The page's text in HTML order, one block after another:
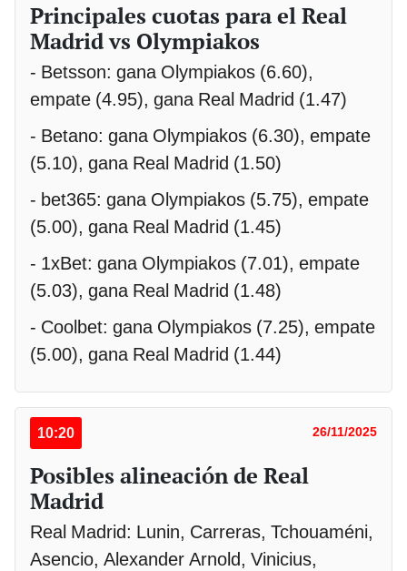
Principales cuotas para el Real
Madrid vs Olympiakos
- Betsson: gana Olympiakos (6.60),
empate (4.95), gana Real Madrid (1.47)
- Betano: gana Olympiakos (6.30), empate
(5.10), gana Real Madrid (1.50)
- bet365: gana Olympiakos (5.75), empate
(5.00), gana Real Madrid (1.45)
- 1xBet: gana Olympiakos (7.01), empate
(5.03), gana Real Madrid (1.48)
- Coolbet: gana Olympiakos (7.25), empate
(5.00), gana Real Madrid (1.44)
10:20 26/11/2025
Posibles alineación de Real
Madrid
Real Madrid: Lunin, Carreras, Tchouaméni,
Asencio, Alexander Arnold, Vinicius,